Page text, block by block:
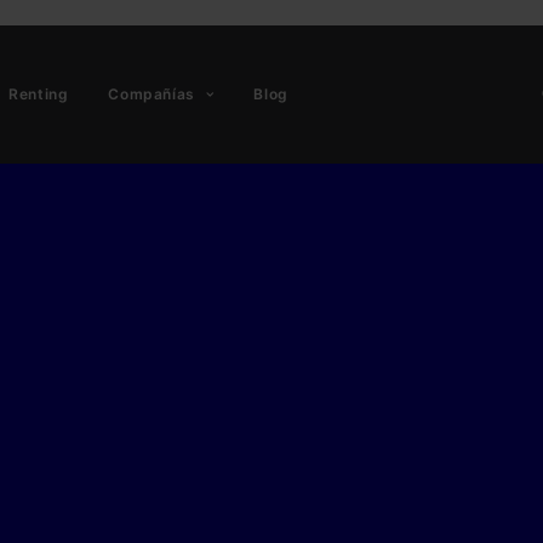
Renting Compañías Blog